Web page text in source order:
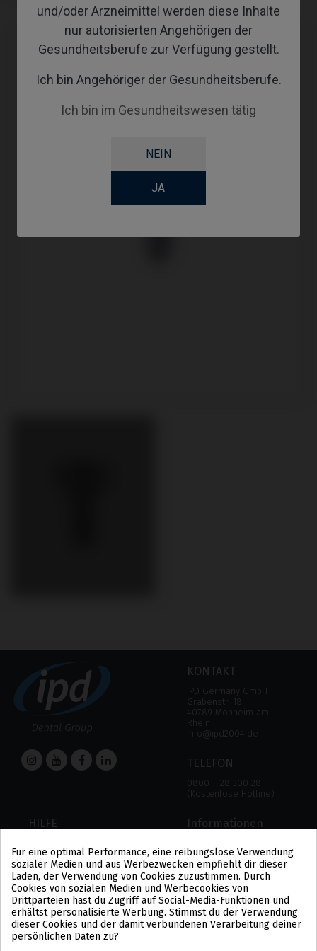
und/oder Arzneimittel werden diese Inhalte
nur autorisierten Angehörigen der
Gesundheitsberufe zur Verfügung gestellt.
Ich bin Angehöriger der Gesundheitsberufe.
Ich bin im Gesundheitswesen tätig
NEIN
JA
KONTAKT
IPD Germany GmbH
Grabenstr. 18
40789 Monheim am
Rhein
info@ipd2004.de
TELEFON
0800 – 28 300 28
(Kostenlose Hotline)
HILFE
HILFE
ZAHLUNGSMODALITÄTEN
VERSAND UND RÜCKGABE
Informationen
RECHTLICHER HINWEIS
DATENSCHUTZBESTIMMUNGEN
COOKIE-POLITIK
ALLGEMEINE
GESCHÄFTSBEDINGUNGEN
US
PL
Für eine optimal Performance, eine reibungslose Verwendung
sozialer Medien und aus Werbezwecken empfiehlt dir dieser
Laden, der Verwendung von Cookies zuzustimmen. Durch
Cookies von sozialen Medien und Werbecookies von
Drittparteien hast du Zugriff auf Social-Media-Funktionen und
erhältst personalisierte Werbung. Stimmst du der Verwendung
dieser Cookies und der damit verbundenen Verarbeitung deiner
persönlichen Daten zu?